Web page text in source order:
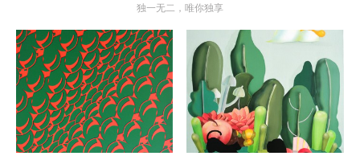
独一无二，唯你独享